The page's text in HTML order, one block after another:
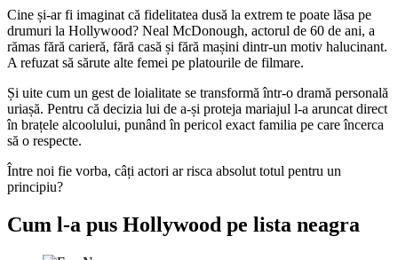
Cine și-ar fi imaginat că fidelitatea dusă la extrem te poate lăsa pe
drumuri la Hollywood? Neal McDonough, actorul de 60 de ani, a
rămas fără carieră, fără casă și fără mașini dintr-un motiv halucinant.
A refuzat să sărute alte femei pe platourile de filmare.
Și uite cum un gest de loialitate se transformă într-o dramă personală
uriașă. Pentru că decizia lui de a-și proteja mariajul l-a aruncat direct
în brațele alcoolului, punând în pericol exact familia pe care încerca
să o respecte.
Între noi fie vorba, câți actori ar risca absolut totul pentru un
principiu?
Cum l-a pus Hollywood pe lista neagra